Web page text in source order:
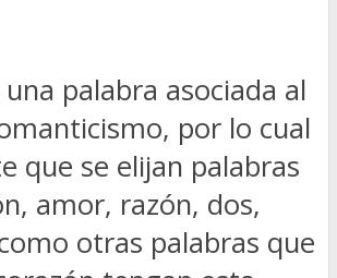
palabra asociada al
por lo cual
que se elijan palabras
amor, razón, dos,
otras palabras que